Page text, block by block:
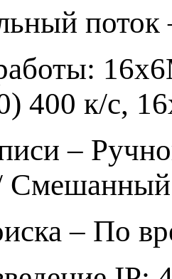
поток
400 к/с,
–
Смешанный
– По